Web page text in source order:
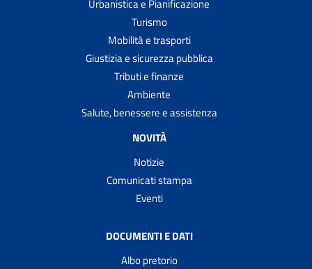
Urbanistica e Pianificazione
Turismo
Mobilità e trasporti
Giustizia e sicurezza pubblica
Tributi e finanze
Ambiente
Salute, benessere e assistenza
NOVITÀ
Notizie
Comunicati stampa
Eventi
DOCUMENTI E DATI
Albo pretorio